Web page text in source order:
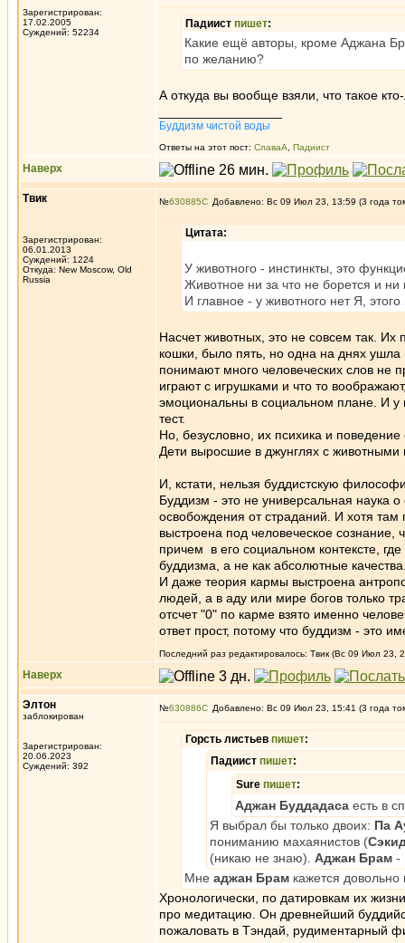
Зарегистрирован:
17.02.2005
Суждений: 52234
Падиист пишет:
Какие ещё авторы, кроме Аджана
по желанию?
А откуда вы вообще взяли, что такое
Буддизм чистой воды
Ответы на этот пост: СлаваА Падиист
Наверх
Твик
Зарегистрирован:
06.01.2013
Суждений: 1224
Откуда: New Moscow, Old
Russia
№630885 Добавлено: Вс 09 Июл 23, 13:59 (3 года
Цитата:
У животного - инстинкты, это
Животное ни за что не борется и ни
И главное - у животного нет Я, этого
Насчет животных, это не совсем так.
кошки, было пять, но одна на днях ушла
понимают много человеческих слов не
играют с игрушками и что то
эмоциональны в социальном плане. И у
тест.
Но, безусловно, их психика и
Дети выросшие в джунглях с
И, кстати, нельзя буддистскую
Буддизм - это не универсальная наука
освобождения от страданий. И хотя
выстроена под человеческое сознание,
причем в его социальном контексте,
буддизма, а не как абсолютные
И даже теория кармы выстроена
людей, а в аду или мире богов только
отсчет "0" по карме взято именно
ответ прост, потому что буддизм - это
Последний раз редактировалось: Твик (Вс 09 Июл 23,
Наверх
Элтон
заблокирован
Зарегистрирован:
20.06.2023
Суждений: 392
№630886 Добавлено: Вс 09 Июл 23, 15:41 (3 года
Горсть листьев пишет:
Падиист пишет:
Sure пишет:
Аджан Буддадаса есть в
Я выбрал бы только двоих: Па
пониманию махаянистов (
(никаю не знаю). Аджан Брам -
Мне аджан Брам кажется
Хронологически, по датировкам их
про медитацию. Он древнейший
пожаловать в Тэндай, рудиментарный